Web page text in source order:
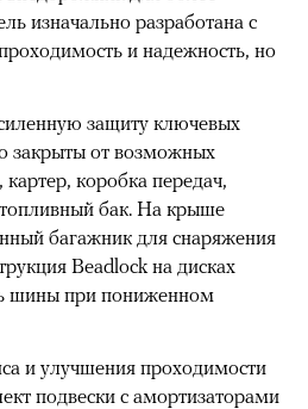
изначально разработана с
и надежность, но
защиту ключевых
закрыты от возможных
коробка передач,
бак. На крыше
багажник для снаряжения
Beadlock на дисках
шины при пониженном
и улучшения проходимости
подвески с амортизаторами